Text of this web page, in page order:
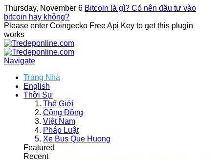
Thursday, November 6 Bitcoin là gì? Có nên đầu tư vào
bitcoin hay không?
Please enter Coingecko Free Api Key to get this plugin
works
Navigate
Trang Nhà
English
Thời Sự
Thế Giới
Cộng Đồng
Việt Nam
Pháp Luật
Xe Bus Que Huong
Featured
Recent